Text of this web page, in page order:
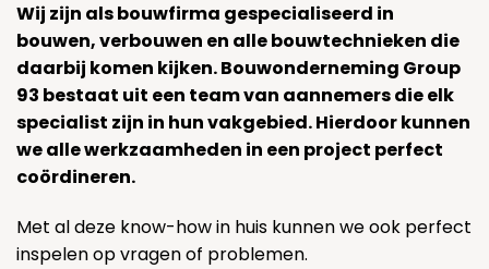
Wij zijn als bouwfirma gespecialiseerd in
bouwen, verbouwen en alle bouwtechnieken die
daarbij komen kijken. Bouwonderneming Group
93 bestaat uit een team van aannemers die elk
specialist zijn in hun vakgebied. Hierdoor kunnen
we alle werkzaamheden in een project perfect
coördineren.
Met al deze know-how in huis kunnen we ook perfect
inspelen op vragen of problemen.